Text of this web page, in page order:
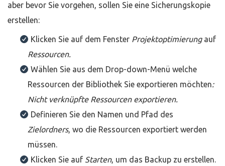
aber bevor Sie vorgehen, sollen Sie eine Sicherungskopie
erstellen:
Klicken Sie auf dem Fenster Projektoptimierungauf
Ressourcen.
Wählen Sie aus dem Drop-down-Menü welche
Ressourcen der Bibliothek Sie exportieren möchten:
Nicht verknüpfte Ressourcen exportieren.
Definieren Sie den Namen und Pfad des
Zielordners, wo die Ressourcen exportiert werden
müssen.
Klicken Sie auf Starten, um das Backup zu erstellen.